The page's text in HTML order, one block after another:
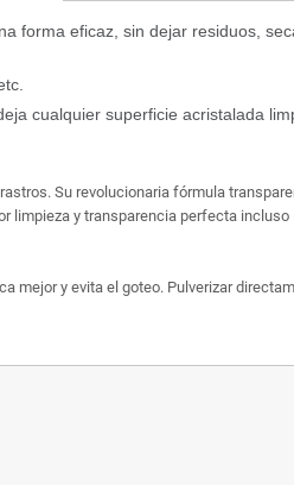
forma eficaz, sin dejar residuos,
cualquier superficie acristalada
Su revolucionaria fórmula
limpieza y transparencia perfecta incluso
mejor y evita el goteo. Pulverizar